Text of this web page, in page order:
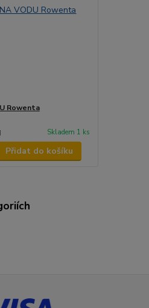
Rowenta
Skladem 1 ks
Přidat do košíku